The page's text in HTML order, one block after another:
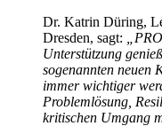
Dr. Katrin Düring,
Dresden, sagt:
Unterstützung
sogenannten neuen
immer wichtiger
Problemlösung,
kritischen Umgang